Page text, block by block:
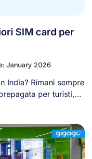
SIM card per
January 2026
India? Rimani sempre
per turisti,